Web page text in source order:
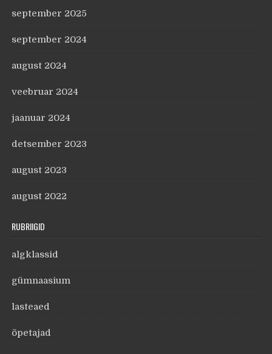
september 2025
september 2024
august 2024
veebruar 2024
jaanuar 2024
detsember 2023
august 2023
august 2022
RUBRIIGID
algklassid
gümnaasium
lasteaed
õpetajad